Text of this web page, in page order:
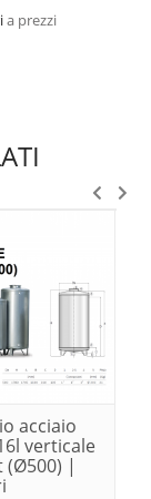
a prezzi
acciaio
verticale
(Ø500) |